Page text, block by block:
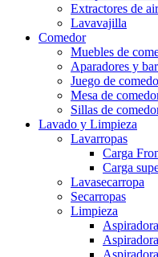
Extractores de
Lavavajilla
Comedor
Muebles de
Aparadores y
Juego de
Mesa de
Sillas de
Lavado y Limpieza
Lavarropas
Carga
Carga
Lavasecarropa
Secarropas
Limpieza